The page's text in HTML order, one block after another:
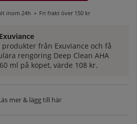
inom 24h • Fri frakt över 150 kr
produkter från Exuviance och få
rengöring Deep Clean AHA
ml på köpet, värde 108 kr.
mer & lägg till här